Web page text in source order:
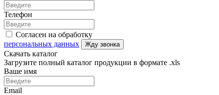
Телефон
Согласен на обработку
персональных данных
Жду звонка
Скачать каталог
Загрузите полный каталог продукции в формате .xls
Ваше имя
Email